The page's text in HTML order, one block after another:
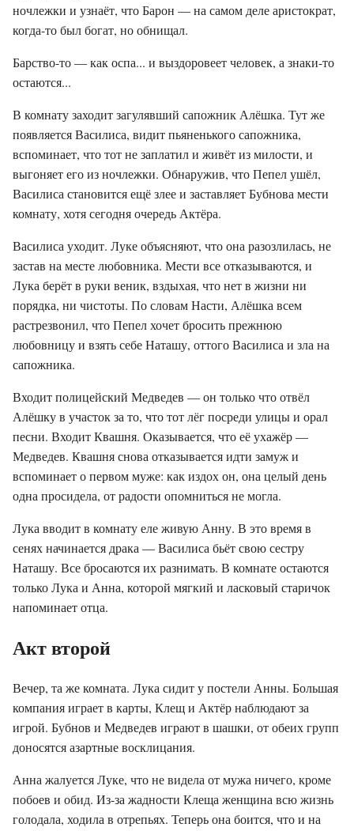
ночлежки и узнаёт, что Барон — на самом деле аристократ,
когда-то был богат, но обнищал.
Барство-то — как оспа... и выздоровеет человек, а знаки-то
остаются...
В комнату заходит загулявший сапожник Алёшка. Тут же
появляется Василиса, видит пьяненького сапожника,
вспоминает, что тот не заплатил и живёт из милости, и
выгоняет его из ночлежки. Обнаружив, что Пепел ушёл,
Василиса становится ещё злее и заставляет Бубнова мести
комнату, хотя сегодня очередь Актёра.
Василиса уходит. Луке объясняют, что она разозлилась, не
застав на месте любовника. Мести все отказываются, и
Лука берёт в руки веник, вздыхая, что нет в жизни ни
порядка, ни чистоты. По словам Насти, Алёшка всем
растрезвонил, что Пепел хочет бросить прежнюю
любовницу и взять себе Наташу, оттого Василиса и зла на
сапожника.
Входит полицейский Медведев — он только что отвёл
Алёшку в участок за то, что тот лёг посреди улицы и орал
песни. Входит Квашня. Оказывается, что её ухажёр —
Медведев. Квашня снова отказывается идти замуж и
вспоминает о первом муже: как издох он, она целый день
одна просидела, от радости опомниться не могла.
Лука вводит в комнату еле живую Анну. В это время в
сенях начинается драка — Василиса бьёт свою сестру
Наташу. Все бросаются их разнимать. В комнате остаются
только Лука и Анна, которой мягкий и ласковый старичок
напоминает отца.
Акт второй
Вечер, та же комната. Лука сидит у постели Анны. Большая
компания играет в карты, Клещ и Актёр наблюдают за
игрой. Бубнов и Медведев играют в шашки, от обеих групп
доносятся азартные восклицания.
Анна жалуется Луке, что не видела от мужа ничего, кроме
побоев и обид. Из-за жадности Клеща женщина всю жизнь
голодала, ходила в отрепьях. Теперь она боится, что и на